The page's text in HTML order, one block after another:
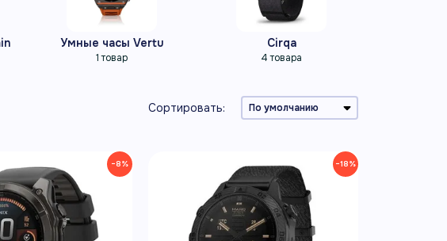
Умные часы Vertu
1 товар
Cirqa
4 товара
Сортировать:
−8% −18%